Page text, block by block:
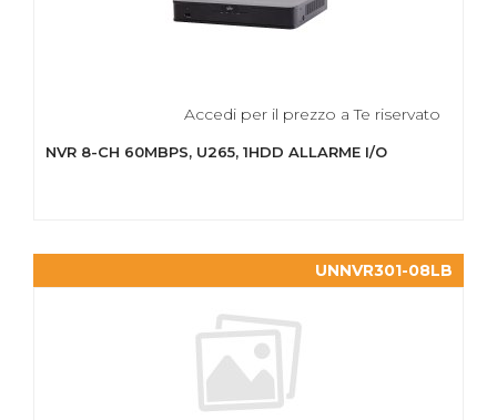
Accedi per il prezzo a Te riservato
NVR 8-CH 60MBPS, U265, 1HDD ALLARME I/O
UNNVR301-08LB